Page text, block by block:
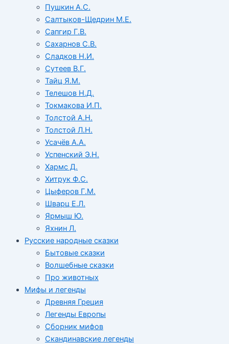
Пушкин А.С.
Салтыков-Щедрин М.Е.
Сапгир Г.В.
Сахарнов С.В.
Сладков Н.И.
Сутеев В.Г.
Тайц Я.М.
Телешов Н.Д.
Токмакова И.П.
Толстой А.Н.
Толстой Л.Н.
Усачёв А.А.
Успенский Э.Н.
Хармс Д.
Хитрук Ф.С.
Цыферов Г.М.
Шварц Е.Л.
Ярмыш Ю.
Яхнин Л.
Русские народные сказки
Бытовые сказки
Волшебные сказки
Про животных
Мифы и легенды
Древняя Греция
Легенды Европы
Сборник мифов
Скандинавские легенды